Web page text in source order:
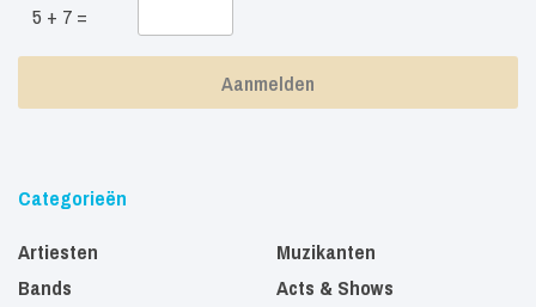
5 + 7 =
Categorieën
Artiesten
Bands
Muzikanten
Acts & Shows